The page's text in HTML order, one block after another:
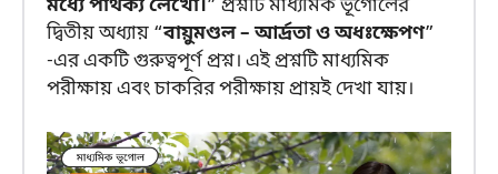
মধ্যে পার্থক্য লেখো।” প্রশ্নটি মাধ্যমিক ভূগোলের
দ্বিতীয় অধ্যায় “বায়ুমণ্ডল – আর্দ্রতা ও অধঃক্ষেপণ”
-এর একটি গুরুত্বপূর্ণ প্রশ্ন। এই প্রশ্নটি মাধ্যমিক
পরীক্ষায় এবং চাকরির পরীক্ষায় প্রায়ই দেখা যায়।